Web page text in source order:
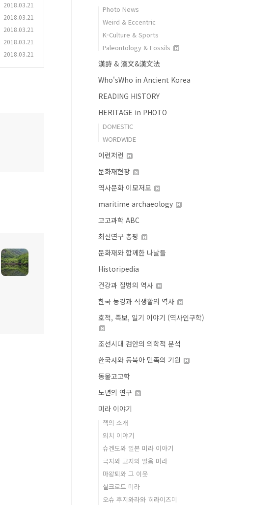
2018.03.21
2018.03.21
2018.03.21
2018.03.21
2018.03.21
Photo News
Weird & Eccentric
K-Culture & Sports
Paleontology & Fossils
漢詩 & 漢文&漢文法
Who'sWho in Ancient Korea
READING HISTORY
HERITAGE in PHOTO
DOMESTIC
WORDWIDE
이런저런
문화재현장
역사문화 이모저모
maritime archaeology
고고과학 ABC
최신연구 총평
문화재와 함께한 나날들
Historipedia
건강과 질병의 역사
한국 농경과 식생활의 역사
호적, 족보, 일기 이야기 (역사인구학)
조선시대 검안의 의학적 분석
한국사와 동북아 민족의 기원
동물고고학
노년의 연구
미라 이야기
책의 소개
외치 이야기
슈겐도와 일본 미라 이야기
극지와 고지의 얼음 미라
마왕퇴와 그 이웃
실크로드 미라
오슈 후지와라와 히라이즈미